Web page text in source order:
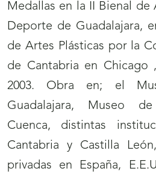
Medallas en la II Bienal de
Deporte de Guadalajara,
de Artes Plásticas por la
de Cantabria en Chicago
2003. Obra en; el
Guadalajara, Museo
Cuenca, distintas
Cantabria y Castilla
privadas en España,